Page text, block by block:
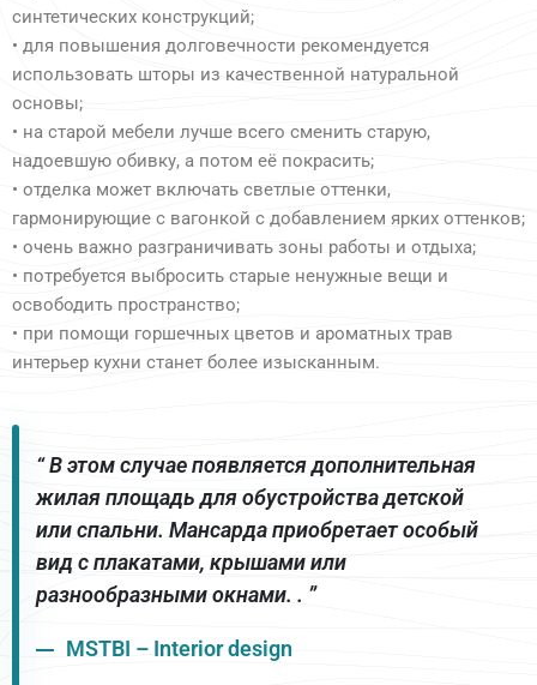
синтетических конструкций;
• для повышения долговечности рекомендуется
использовать шторы из качественной натуральной
основы;
• на старой мебели лучше всего сменить старую,
надоевшую обивку, а потом её покрасить;
• отделка может включать светлые оттенки,
гармонирующие с вагонкой с добавлением ярких оттенков;
• очень важно разграничивать зоны работы и отдыха;
• потребуется выбросить старые ненужные вещи и
освободить пространство;
• при помощи горшечных цветов и ароматных трав
интерьер кухни станет более изысканным.
“ В этом случае появляется дополнительная
жилая площадь для обустройства детской
или спальни. Мансарда приобретает особый
вид с плакатами, крышами или
разнообразными окнами. . ”
MSTBI – Interior design